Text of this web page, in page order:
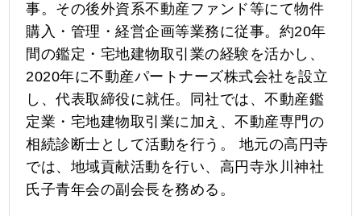
事。その後外資系不動産ファンド等にて物件
購入・管理・経営企画等業務に従事。約20年
間の鑑定・宅地建物取引業の経験を活かし、
2020年に不動産パートナーズ株式会社を設立
し、代表取締役に就任。同社では、不動産鑑
定業・宅地建物取引業に加え、不動産専門の
相続診断士として活動を行う。 地元の高円寺
では、地域貢献活動を行い、高円寺氷川神社
氏子青年会の副会長を務める。